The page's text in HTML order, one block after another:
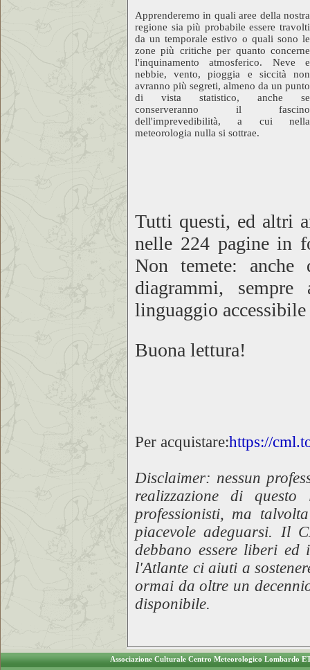
Apprenderemo in quali aree della nostra
regione sia più probabile essere travolti
da un temporale estivo o quali sono le
zone più critiche per quanto concerne
l'inquinamento atmosferico. Neve e
nebbie, vento, pioggia e siccità non
avranno più segreti, almeno da un punto
di vista statistico, anche se
conserveranno il fascino
dell'imprevedibilità, a cui nella
meteorologia nulla si sottrae.
Tutti questi, ed altri
nelle 224 pagine in
Non temete:
diagrammi,
linguaggio
Buona lettura!
Per acquistare:https://
Disclaimer: nessun
realizzazione di
professionisti, ma
piacevole adeguarsi. Il
debbano essere liberi ed
l'Atlante ci aiuti a
ormai da oltre un
disponibile.
Associazione Culturale Centro Meteorologico Lombardo